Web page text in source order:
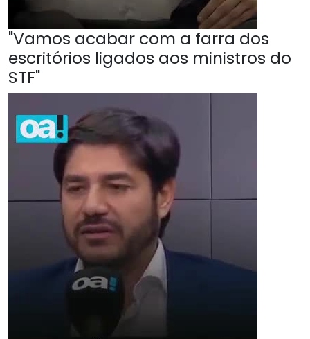
"Vamos acabar com a farra dos
escritórios ligados aos ministros do
STF"